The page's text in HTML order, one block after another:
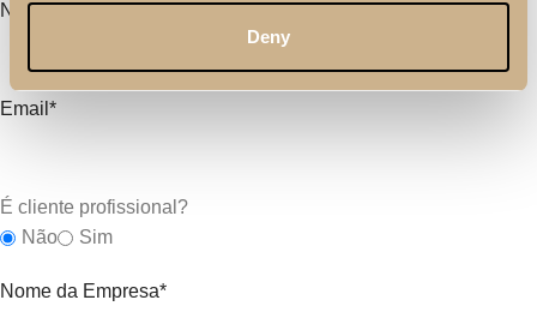
Deny
Nome*
Email*
É cliente profissional?
Não
Sim
Nome da Empresa*